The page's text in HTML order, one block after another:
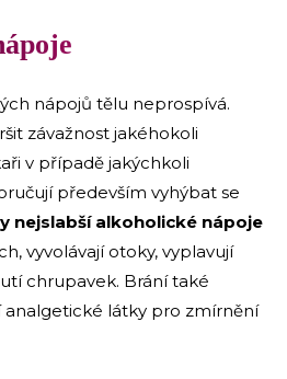
nápojů tělu neprospívá.
závažnost jakéhokoli
v případě jakýchkoli
především vyhýbat se
nejslabší alkoholické nápoje
vyvolávají otoky, vyplavují
chrupavek. Brání také
látky pro zmírnění